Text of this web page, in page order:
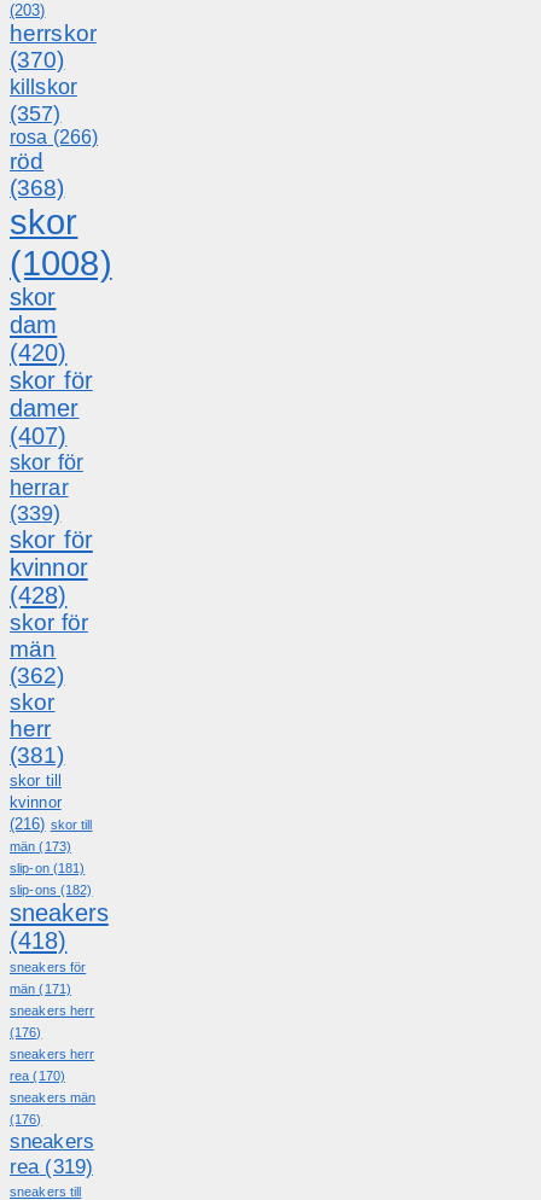
(203)
herrskor
(370)
killskor
(357)
rosa (266)
röd
(368)
skor
(1008)
skor
dam
(420)
skor för
damer
(407)
skor för
herrar
(339)
skor för
kvinnor
(428)
skor för
män
(362)
skor
herr
(381)
skor till
kvinnor
(216) skor till
män (173)
slip-on(181)
slip-ons (182)
sneakers
(418)
sneakers för
män (171)
sneakers herr
(176)
sneakers herr
rea (170)
sneakers män
(176)
sneakers
rea (319)
sneakers till